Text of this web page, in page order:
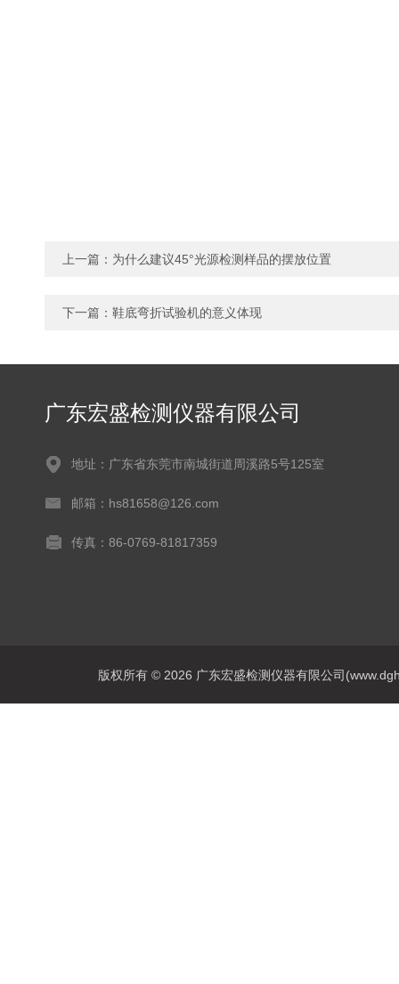
上一篇： 为什么建议45°光源检测样品的摆放位置
下一篇： 鞋底弯折试验机的意义体现
广东宏盛检测仪器有限公司
地址：广东省东莞市南城街道周溪路5号125室
邮箱：hs81658@126.com
传真：86-0769-81817359
版权所有 © 2026 广东宏盛检测仪器有限公司